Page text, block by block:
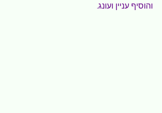
והוסיף עניין ועונג.